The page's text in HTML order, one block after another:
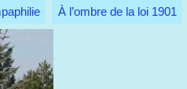
À l’ombre de la loi 1901